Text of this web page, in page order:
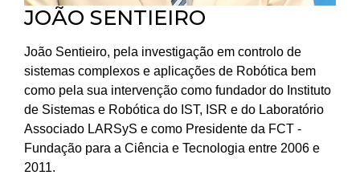
JOÃO SENTIEIRO
João Sentieiro, pela investigação em controlo de
sistemas complexos e aplicações de Robótica bem
como pela sua intervenção como fundador do Instituto
de Sistemas e Robótica do IST, ISR e do Laboratório
Associado LARSyS e como Presidente da FCT -
Fundação para a Ciência e Tecnologia entre 2006 e
2011.